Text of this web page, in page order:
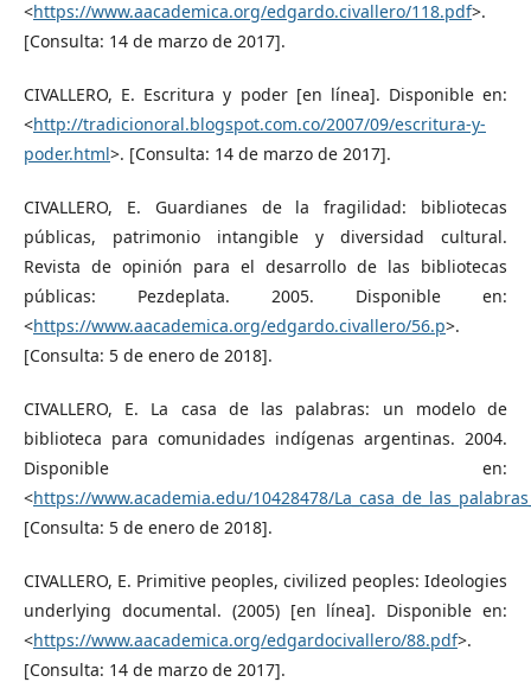
<https://www.aacademica.org/edgardo.civallero/118.pdf>.
[Consulta: 14 de marzo de 2017].
CIVALLERO, E. Escritura y poder [en línea]. Disponible en:
<http://tradicionoral.blogspot.com.co/2007/09/escritura-y-
poder.html>. [Consulta: 14 de marzo de 2017].
CIVALLERO, E. Guardianes de la fragilidad: bibliotecas
públicas, patrimonio intangible y diversidad cultural.
Revista de opinión para el desarrollo de las bibliotecas
públicas: Pezdeplata. 2005. Disponible en:
<https://www.aacademica.org/edgardo.civallero/56.p>.
[Consulta: 5 de enero de 2018].
CIVALLERO, E. La casa de las palabras: un modelo de
biblioteca para comunidades indígenas argentinas. 2004.
Disponible en:
<https://www.academia.edu/10428478/
[Consulta: 5 de enero de 2018].
CIVALLERO, E. Primitive peoples, civilized peoples: Ideologies
underlying documental. (2005) [en línea]. Disponible en:
<https://www.aacademica.org/edgardocivallero/88.pdf>.
[Consulta: 14 de marzo de 2017].